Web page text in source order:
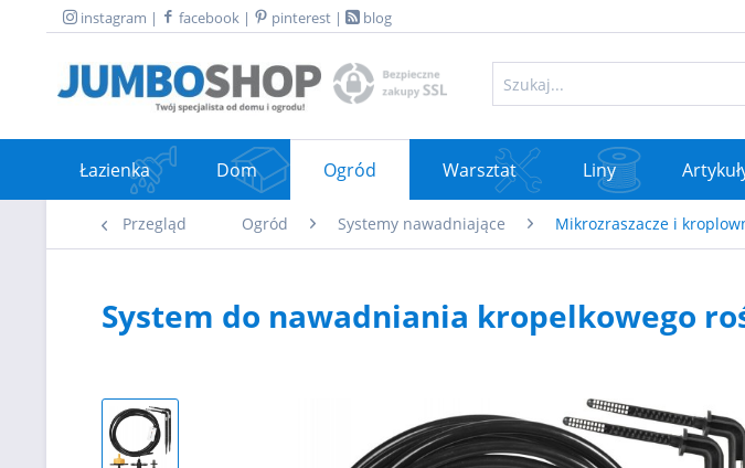
instagram | facebook | pinterest | blog
Łazienka Dom Ogród Warsztat Liny
Przegląd Ogród Systemy nawadniające Mikrozraszacze i
System do nawadniania kropelkowego